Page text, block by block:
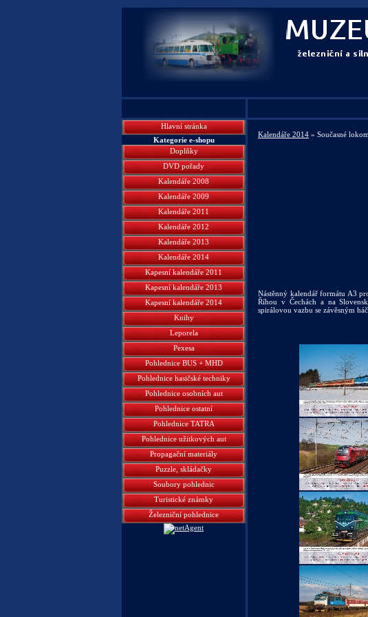
Hlavní stránka
Kategorie e-shopu
Doplňky
DVD pořady
Kalendáře 2008
Kalendáře 2009
Kalendáře 2011
Kalendáře 2012
Kalendáře 2013
Kalendáře 2014
Kapesní kalendáře 2011
Kapesní kalendáře 2013
Kapesní kalendáře 2014
Knihy
Leporela
Pexesa
Pohlednice BUS + MHD
Pohlednice hasičské techniky
Pohlednice osobních aut
Pohlednice ostatní
Pohlednice TATRA
Pohlednice užitkových aut
Propagační materiály
Puzzle, skládačky
Soubory pohlednic
Turistické známky
Železniční pohlednice
Kalendáře 2014 » Současné
Nástěnný kalendář formátu A3
Říhou v Čechách a na
spirálovou vazbu se závěsným